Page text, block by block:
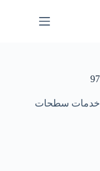
خدمات سطحات